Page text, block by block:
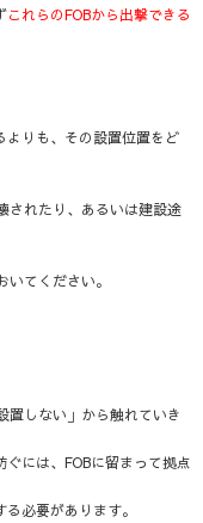
これらのFOBから出撃できる
よりも、その設置位置をど
されたり、あるいは建設途
てください。
置しない 」 から触れていき
には、FOBに留まって拠点
必要があります。